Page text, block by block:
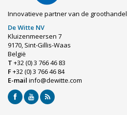
Innovatieve partner van de groothandel
De Witte NV
Kluizenmeersen 7
9170, Sint-Gillis-Waas
België
T +32 (0) 3 766 46 83
F+32 (0) 3 766 46 84
E-mail info@dewitte.com